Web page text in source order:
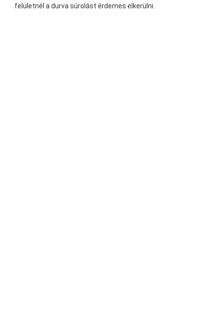
felületnél a durva súrolást érdemes elkerülni.